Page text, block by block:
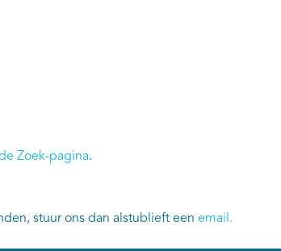
Zoek-pagina.
stuur ons dan alstublieft een email .